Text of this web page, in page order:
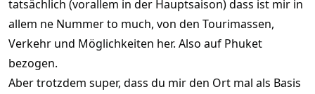
tatsächlich (vorallem in der Hauptsaison) dass ist mir in
allem ne Nummer to much, von den Tourimassen,
Verkehr und Möglichkeiten her. Also auf Phuket
bezogen.
Aber trotzdem super, dass du mir den Ort mal als Basis